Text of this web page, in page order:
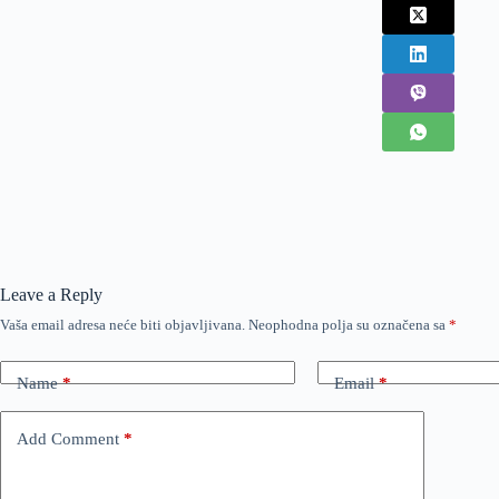
Leave a Reply
Vaša email adresa neće biti objavljivana. Neophodna polja su označena sa *
Name* Email*
Add Comment *